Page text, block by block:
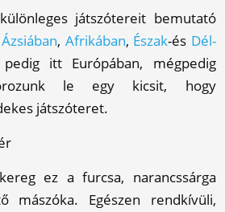
játszótereit bemutató
Ázsiában, Afrikában, Észak-és Dél-
itt Európában, mégpedig
le egy kicsit, hogy
játszóteret.
ez a furcsa, narancssárga
mászóka. Egészen rendkívüli,